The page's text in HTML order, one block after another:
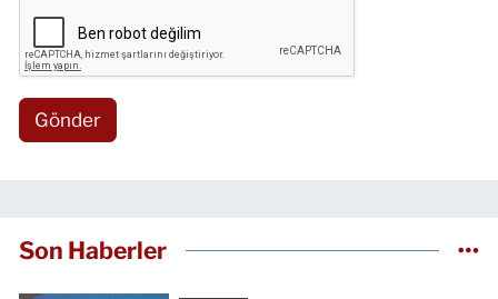
Gönder
Son Haberler